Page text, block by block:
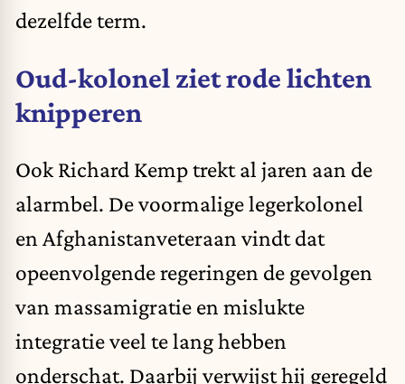
dezelfde term.
Oud-kolonel ziet rode lichten
knipperen
Ook Richard Kemp trekt al jaren aan de
alarmbel. De voormalige legerkolonel
en Afghanistanveteraan vindt dat
opeenvolgende regeringen de gevolgen
van massamigratie en mislukte
integratie veel te lang hebben
onderschat. Daarbij verwijst hij geregeld